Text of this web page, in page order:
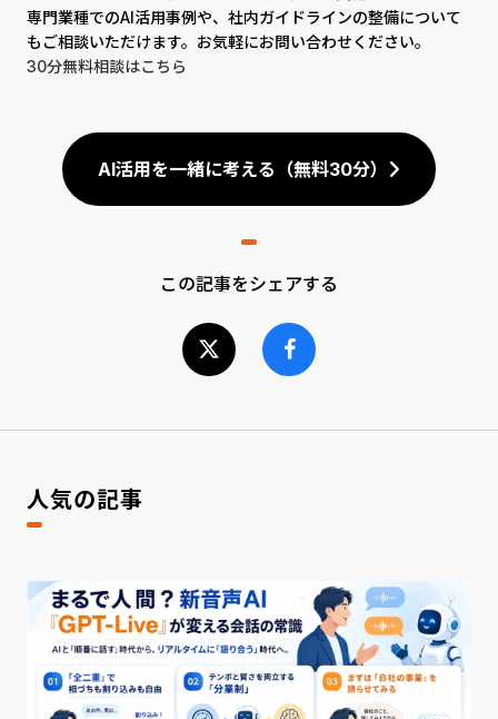
専門業種でのAI活用事例や、社内ガイドラインの整備について
もご相談いただけます。お気軽にお問い合わせください。
30分無料相談はこちら
AI活用を一緒に考える（無料30分）
この記事をシェアする
人気の記事